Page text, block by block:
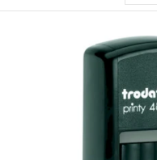
вид
відбиток.
призначені для
в
діловодства
датою, нумератор
зелена, чорна